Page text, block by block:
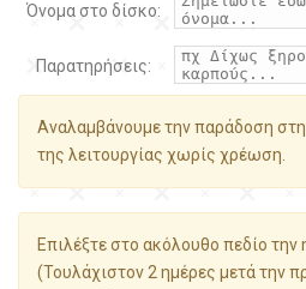
Όνομα στο δίσκο:
Παρατηρήσεις:
Αναλαμβάνουμε την παράδοση
της λειτουργίας χωρίς χρέωση.
Επιλέξτε στο ακόλουθο πεδίο την
(Τουλάχιστον 2 ημέρες μετά την